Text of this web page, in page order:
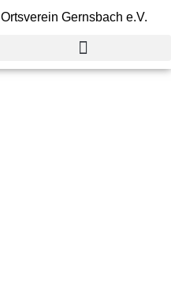
Ortsverein Gernsbach e.V.